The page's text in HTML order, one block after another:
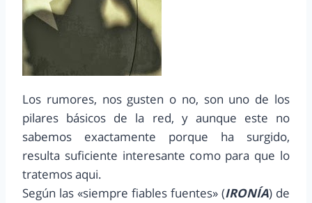
Los rumores, nos gusten o no, son uno de los
pilares básicos de la red, y aunque este no
sabemos exactamente porque ha surgido,
resulta suficiente interesante como para que lo
tratemos aqui.
Según las «siempre fiables fuentes» (IRONÍA) de